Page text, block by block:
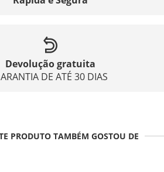
Devolução gratuita
DE ATÉ 30 DIAS
PRODUTO TAMBÉM GOSTOU DE